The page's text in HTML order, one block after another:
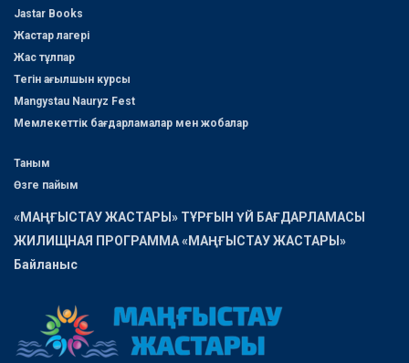
Jastar Books
Жастар лагері
Жас тұлпар
Тегін ағылшын курсы
Mangystau Nauryz Fest
Мемлекеттік бағдарламалар мен жобалар
Таным
Өзге пайым
«МАҢҒЫСТАУ ЖАСТАРЫ» ТҰРҒЫН ҮЙ БАҒДАРЛАМАСЫ
ЖИЛИЩНАЯ ПРОГРАММА «МАҢҒЫСТАУ ЖАСТАРЫ»
Байланыс